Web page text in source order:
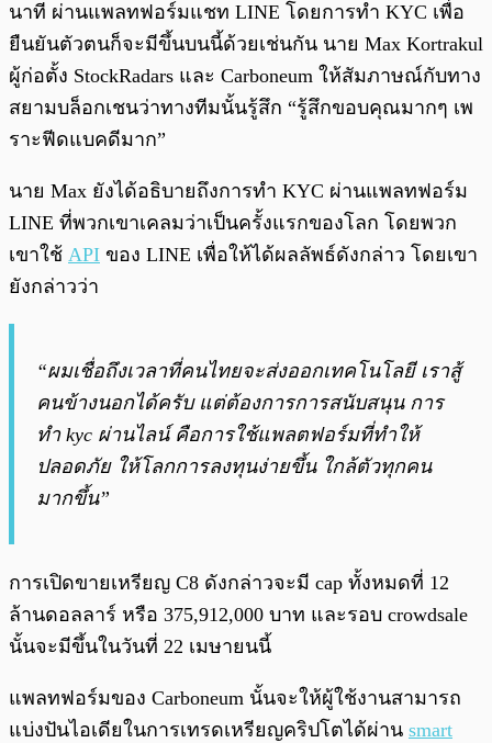
นาที ผ่านแพลทฟอร์มแชท LINE โดยการทำ KYC เพื่อ
ยืนยันตัวตนก็จะมีขึ้นบนนี้ด้วยเช่นกัน นาย Max Kortrakul
ผู้ก่อตั้ง StockRadars และ Carboneum ให้สัมภาษณ์กับทาง
สยามบล็อกเชนว่าทางทีมนั้นรู้สึก “รู้สึกขอบคุณมากๆ เพ
ราะฟีดแบคดีมาก”
นาย Max ยังได้อธิบายถึงการทำ KYC ผ่านแพลทฟอร์ม
LINE ที่พวกเขาเคลมว่าเป็นครั้งแรกของโลก โดยพวก
เขาใช้ API ของ LINE เพื่อให้ได้ผลลัพธ์ดังกล่าว โดยเขา
ยังกล่าวว่า
“ผมเชื่อถึงเวลาที่คนไทยจะส่งออกเทคโนโลยี เราสู้
คนข้างนอกได้ครับ แต่ต้องการการสนับสนุน การ
ทำ kyc ผ่านไลน์ คือการใช้แพลตฟอร์มที่ทำให้
ปลอดภัย ให้โลกการลงทุนง่ายขึ้น ใกล้ตัวทุกคน
มากขึ้น”
การเปิดขายเหรียญ C8 ดังกล่าวจะมี cap ทั้งหมดที่ 12
ล้านดอลลาร์ หรือ 375,912,000 บาท และรอบ crowdsale
นั้นจะมีขึ้นในวันที่ 22 เมษายนนี้
แพลทฟอร์มของ Carboneum นั้นจะให้ผู้ใช้งานสามารถ
แบ่งปันไอเดียในการเทรดเหรียญคริปโตได้ผ่าน smart